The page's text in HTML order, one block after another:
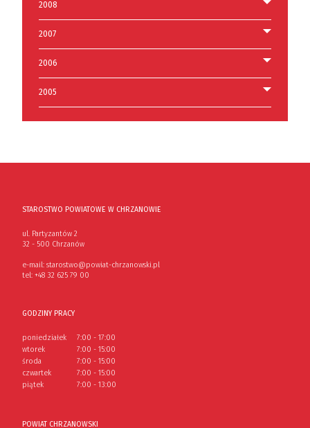
2008
2007
2006
2005
STAROSTWO POWIATOWE W CHRZANOWIE
ul. Partyzantów 2
32 - 500 Chrzanów
e-mail:starostwo@powiat-chrzanowski.pl
tel:+48 32 625 79 00
GODZINY PRACY
poniedziałek
7:00 - 17:00
wtorek
7:00 - 15:00
środa
7:00 - 15:00
czwartek
7:00 - 15:00
piątek
7:00 - 13:00
POWIAT CHRZANOWSKI